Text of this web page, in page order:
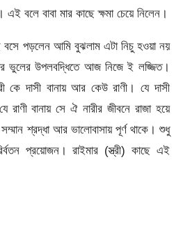
বলে বাবা মার কাছে ক্ষমা চেয়ে নিলেন।
বসে পড়লেন আমি বুঝলাম এটা নিচু হওয়া নয়
ভুলের উপলবদ্ধিতে আজ নিজে ই লজ্জিত।
কে দাসী বানায় আর কেউ রাণী। যে দাসী
বানায় সে ঐ নারীর জীবনে রাজা হয়ে
শ্রদ্ধা আর ভালোবাসায় পূর্ণ থাকে। শুধু
প্রয়োজন। রাইমার (স্ত্রী) কাছে এই